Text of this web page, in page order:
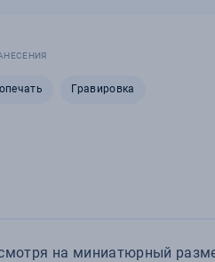
Гравировка
на миниатюрный